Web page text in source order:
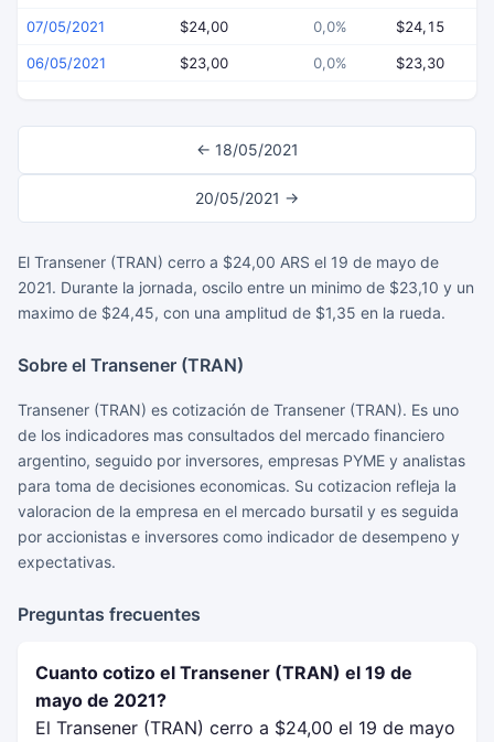
07/05/2021 $24,00 0,0% $24,15
06/05/2021 $23,00 0,0% $23,30
← 18/05/2021
20/05/2021 →
El Transener (TRAN) cerro a $24,00 ARS el 19 de mayo de
2021. Durante la jornada, oscilo entre un minimo de $23,10 y un
maximo de $24,45, con una amplitud de $1,35 en la rueda.
Sobre el Transener (TRAN)
Transener (TRAN) es cotización de Transener (TRAN). Es uno
de los indicadores mas consultados del mercado financiero
argentino, seguido por inversores, empresas PYME y analistas
para toma de decisiones economicas. Su cotizacion refleja la
valoracion de la empresa en el mercado bursatil y es seguida
por accionistas e inversores como indicador de desempeno y
expectativas.
Preguntas frecuentes
Cuanto cotizo el Transener (TRAN) el 19 de
mayo de 2021?
El Transener (TRAN) cerro a $24,00 el 19 de mayo